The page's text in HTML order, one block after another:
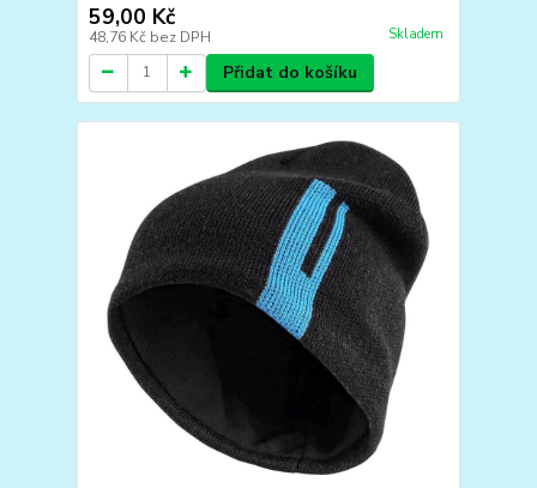
59,00 Kč
48,76 Kč bez DPH Skladem
Přidat do košíku